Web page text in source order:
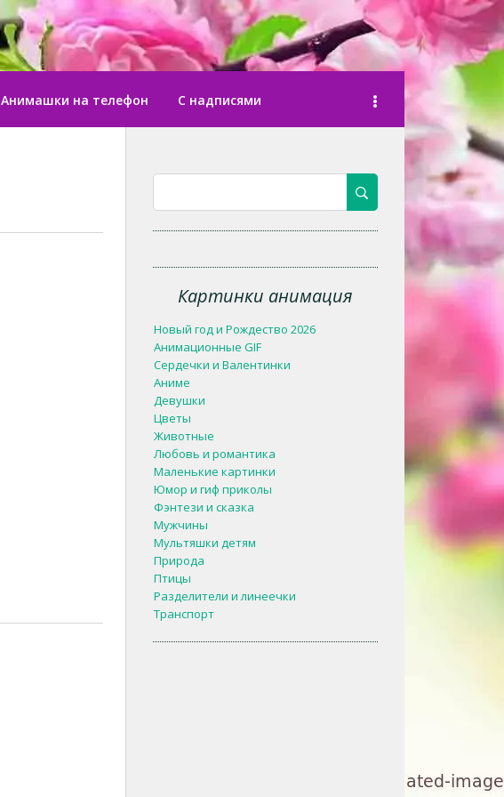
Анимашки на телефон С надписями
Картинки анимация
Новый год и Рождество 2026
Анимационные GIF
Сердечки и Валентинки
Аниме
Девушки
Цветы
Животные
Любовь и романтика
Маленькие картинки
Юмор и гиф приколы
Фэнтези и сказка
Мужчины
Мультяшки детям
Природа
Птицы
Разделители и линеечки
Транспорт